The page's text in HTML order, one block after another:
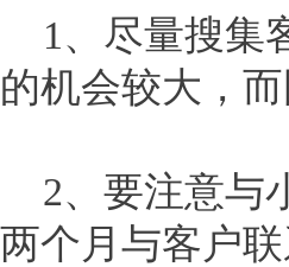
1、尽量搜集
的机会较大，
2、要注意与
两个月与客户